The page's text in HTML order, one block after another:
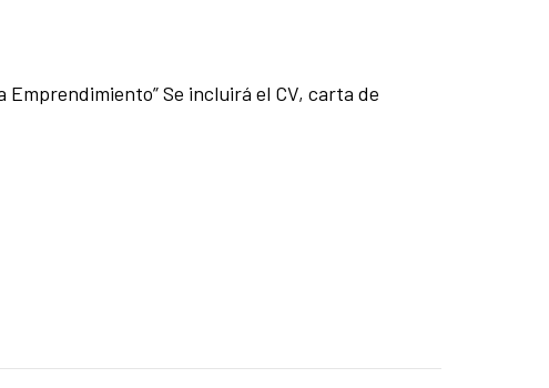
Se incluirá el CV, carta de